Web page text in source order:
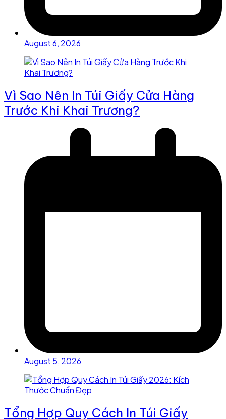
August 6, 2026
Vì Sao Nên In Túi Giấy Cửa Hàng
Trước Khi Khai Trương?
August 5, 2026
Tổng Hợp Quy Cách In Túi Giấy